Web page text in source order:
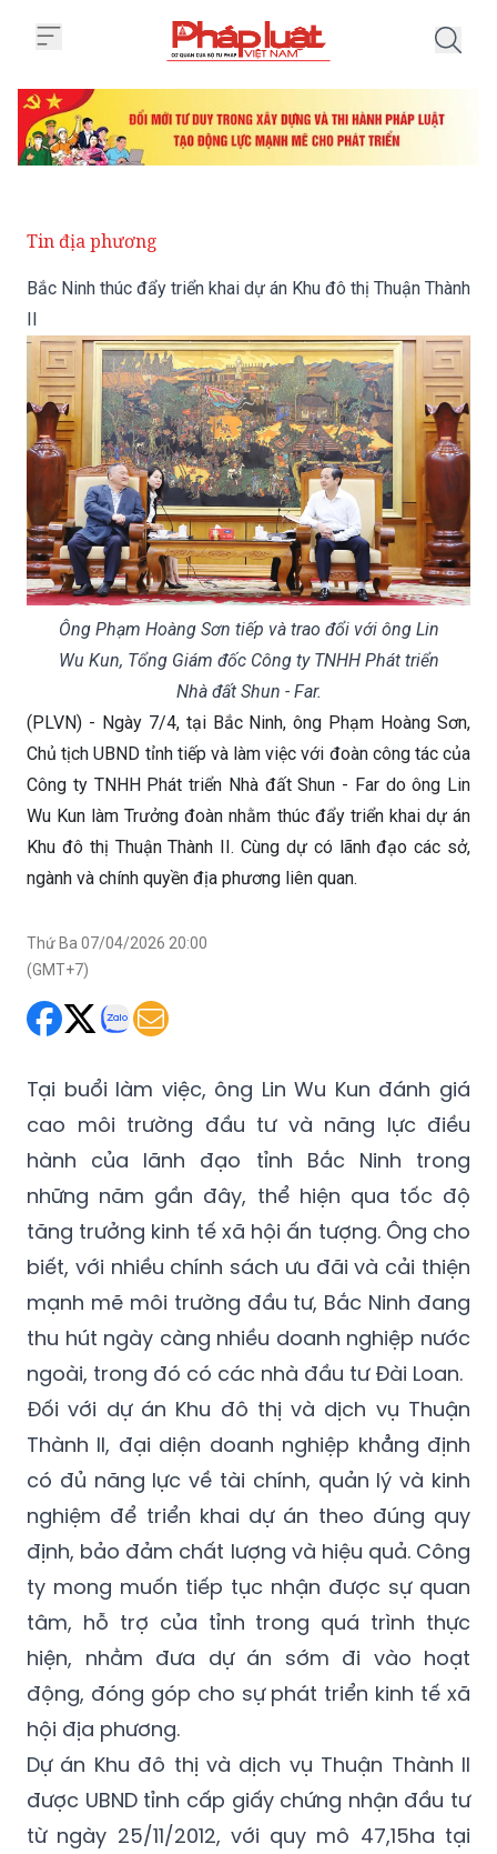
Tin địa phương
Bắc Ninh thúc đẩy triển khai dự án Khu đô thị Thuận Thành
Ông Phạm Hoàng Sơn tiếp và trao đổi với ông Lin
Wu Kun, Tổng Giám đốc Công ty TNHH Phát triển
Nhà đất Shun - Far.
(PLVN) - Ngày 7/4, tại Bắc Ninh, ông Phạm Hoàng Sơn,
Chủ tịch UBND tỉnh tiếp và làm việc với đoàn công tác của
Công ty TNHH Phát triển Nhà đất Shun - Far do ông Lin
Wu Kun làm Trưởng đoàn nhằm thúc đẩy triển khai dự án
Khu đô thị Thuận Thành II. Cùng dự có lãnh đạo các sở,
ngành và chính quyền địa phương liên quan.
Thứ Ba 07/04/2026 20:00
(GMT+7)
Tại buổi làm việc, ông Lin Wu Kun đánh giá
cao môi trường đầu tư và năng lực điều
hành của lãnh đạo tỉnh Bắc Ninh trong
những năm gần đây, thể hiện qua tốc độ
tăng trưởng kinh tế xã hội ấn tượng. Ông cho
biết, với nhiều chính sách ưu đãi và cải thiện
mạnh mẽ môi trường đầu tư, Bắc Ninh đang
thu hút ngày càng nhiều doanh nghiệp nước
ngoài, trong đó có các nhà đầu tư Đài Loan.
Đối với dự án Khu đô thị và dịch vụ Thuận
Thành II, đại diện doanh nghiệp khẳng định
có đủ năng lực về tài chính, quản lý và kinh
nghiệm để triển khai dự án theo đúng quy
định, bảo đảm chất lượng và hiệu quả. Công
ty mong muốn tiếp tục nhận được sự quan
tâm, hỗ trợ của tỉnh trong quá trình thực
hiện, nhằm đưa dự án sớm đi vào hoạt
động, đóng góp cho sự phát triển kinh tế xã
hội địa phương.
Dự án Khu đô thị và dịch vụ Thuận Thành II
được UBND tỉnh cấp giấy chứng nhận đầu tư
từ ngày 25/11/2012, với quy mô 47,15ha tại